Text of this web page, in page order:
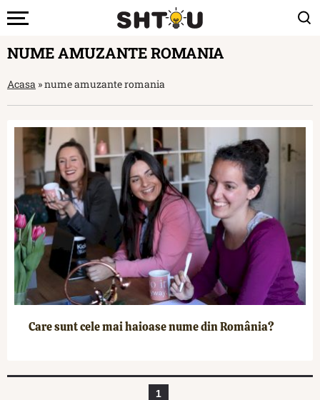
NUME AMUZANTE ROMANIA
Acasa »nume amuzante romania
Care sunt cele mai haioase nume din România?
1